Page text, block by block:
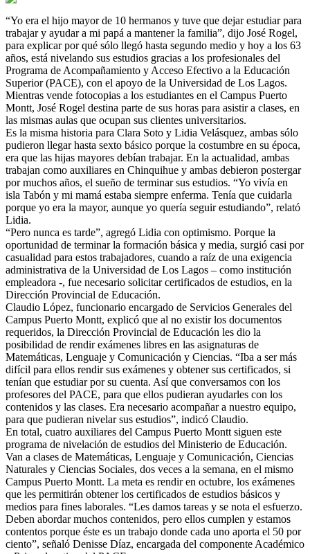
“Yo era el hijo mayor de 10 hermanos y tuve que dejar estudiar para
trabajar y ayudar a mi papá a mantener la familia”, dijo José Rogel,
para explicar por qué sólo llegó hasta segundo medio y hoy a los 63
años, está nivelando sus estudios gracias a los profesionales del
Programa de Acompañamiento y Acceso Efectivo a la Educación
Superior (PACE), con el apoyo de la Universidad de Los Lagos.
Mientras vende fotocopias a los estudiantes en el Campus Puerto
Montt, José Rogel destina parte de sus horas para asistir a clases, en
las mismas aulas que ocupan sus clientes universitarios.
Es la misma historia para Clara Soto y Lidia Velásquez, ambas sólo
pudieron llegar hasta sexto básico porque la costumbre en su época,
era que las hijas mayores debían trabajar. En la actualidad, ambas
trabajan como auxiliares en Chinquihue y ambas debieron postergar
por muchos años, el sueño de terminar sus estudios. “Yo vivía en
isla Tabón y mi mamá estaba siempre enferma. Tenía que cuidarla
porque yo era la mayor, aunque yo quería seguir estudiando”, relató
Lidia.
“Pero nunca es tarde”, agregó Lidia con optimismo. Porque la
oportunidad de terminar la formación básica y media, surgió casi por
casualidad para estos trabajadores, cuando a raíz de una exigencia
administrativa de la Universidad de Los Lagos – como institución
empleadora -, fue necesario solicitar certificados de estudios, en la
Dirección Provincial de Educación.
Claudio López, funcionario encargado de Servicios Generales del
Campus Puerto Montt, explicó que al no existir los documentos
requeridos, la Dirección Provincial de Educación les dio la
posibilidad de rendir exámenes libres en las asignaturas de
Matemáticas, Lenguaje y Comunicación y Ciencias. “Iba a ser más
difícil para ellos rendir sus exámenes y obtener sus certificados, si
tenían que estudiar por su cuenta. Así que conversamos con los
profesores del PACE, para que ellos pudieran ayudarles con los
contenidos y las clases. Era necesario acompañar a nuestro equipo,
para que pudieran nivelar sus estudios”, indicó Claudio.
En total, cuatro auxiliares del Campus Puerto Montt siguen este
programa de nivelación de estudios del Ministerio de Educación.
Van a clases de Matemáticas, Lenguaje y Comunicación, Ciencias
Naturales y Ciencias Sociales, dos veces a la semana, en el mismo
Campus Puerto Montt. La meta es rendir en octubre, los exámenes
que les permitirán obtener los certificados de estudios básicos y
medios para fines laborales. “Les damos tareas y se nota el esfuerzo.
Deben abordar muchos contenidos, pero ellos cumplen y estamos
contentos porque éste es un trabajo donde cada uno aporta el 50 por
ciento”, señaló Denisse Díaz, encargada del componente Académico